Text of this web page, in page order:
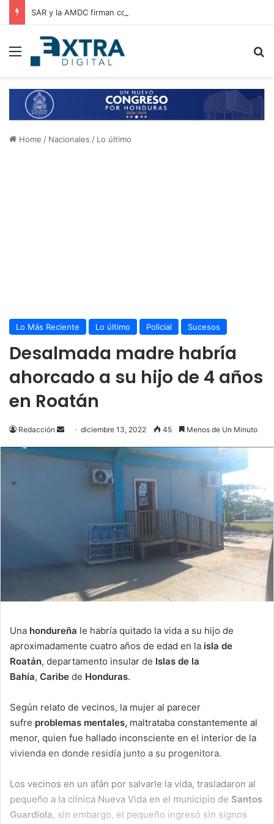
Menu
Home / Nacionales / Lo último
Lo Más Reciente Lo último Policial Sucesos
Desalmada madre habría
ahorcado a su hijo de 4 años
en Roatán
Redacción
Send
email
diciembre 13, 2022 45 Menos de Un Minuto
Una hondureña le habría quitado la vida a su hijo de
aproximadamente cuatro años de edad en la isla de
Roatán, departamento insular de Islas de la
Bahía, Caribe de Honduras.
Según relato de vecinos, la mujer al parecer
sufre problemas mentales, maltrataba constantemente al
menor, quien fue hallado inconsciente en el interior de la
vivienda en donde residía junto a su progenitora.
Los vecinos en un afán por salvarle la vida, trasladaron al
pequeño a la clínica Nueva Vida en el municipio de Santos
Guardiola, sin embargo, el pequeño ingresó sin signos